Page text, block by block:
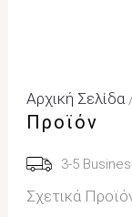
Αρχική Σελίδα
Προϊόν
3-5
Σχετικά